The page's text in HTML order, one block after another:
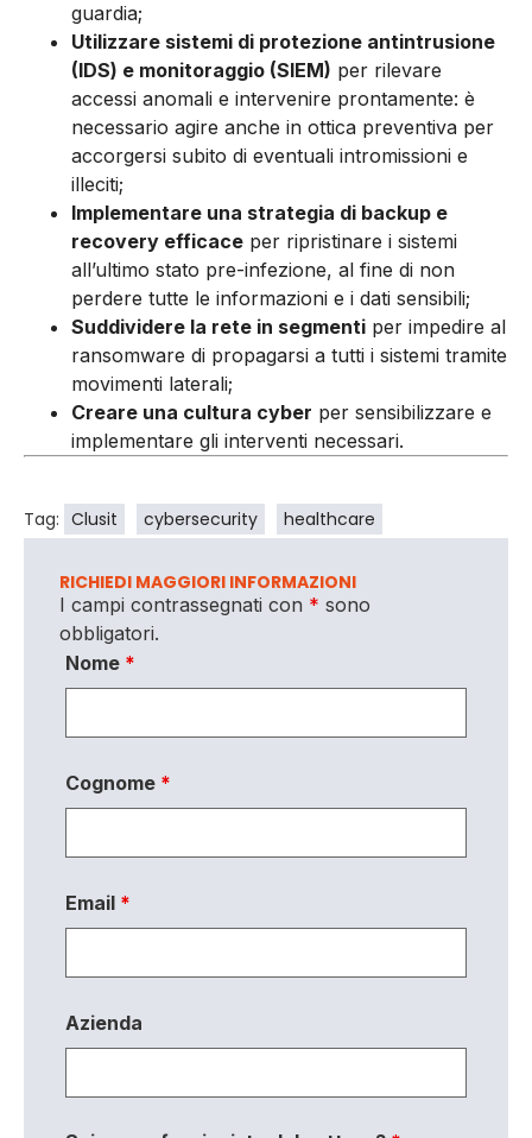
guardia;
Utilizzare sistemi di protezione antintrusione
(IDS) e monitoraggio (SIEM) per rilevare
accessi anomali e intervenire prontamente: è
necessario agire anche in ottica preventiva per
accorgersi subito di eventuali intromissioni e
illeciti;
Implementare una strategia di backup e
recovery efficace per ripristinare i sistemi
all’ultimo stato pre-infezione, al fine di non
perdere tutte le informazioni e i dati sensibili;
Suddividere la rete in segmenti per impedire al
ransomware di propagarsi a tutti i sistemi tramite
movimenti laterali;
Creare una cultura cyber per sensibilizzare e
implementare gli interventi necessari.
Tag: Clusit cybersecurity healthcare
RICHIEDI MAGGIORI INFORMAZIONI
I campi contrassegnati con * sono
obbligatori.
Nome *
Cognome *
Email *
Azienda